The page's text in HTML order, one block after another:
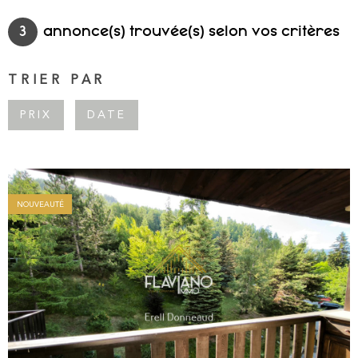
NOTRE
ESPACE
3 annonce(s) trouvée(s) selon vos critères
TRIER PAR
PRIX DATE
NOUVEAUTÉ
VOIR LE BIEN
Pièces